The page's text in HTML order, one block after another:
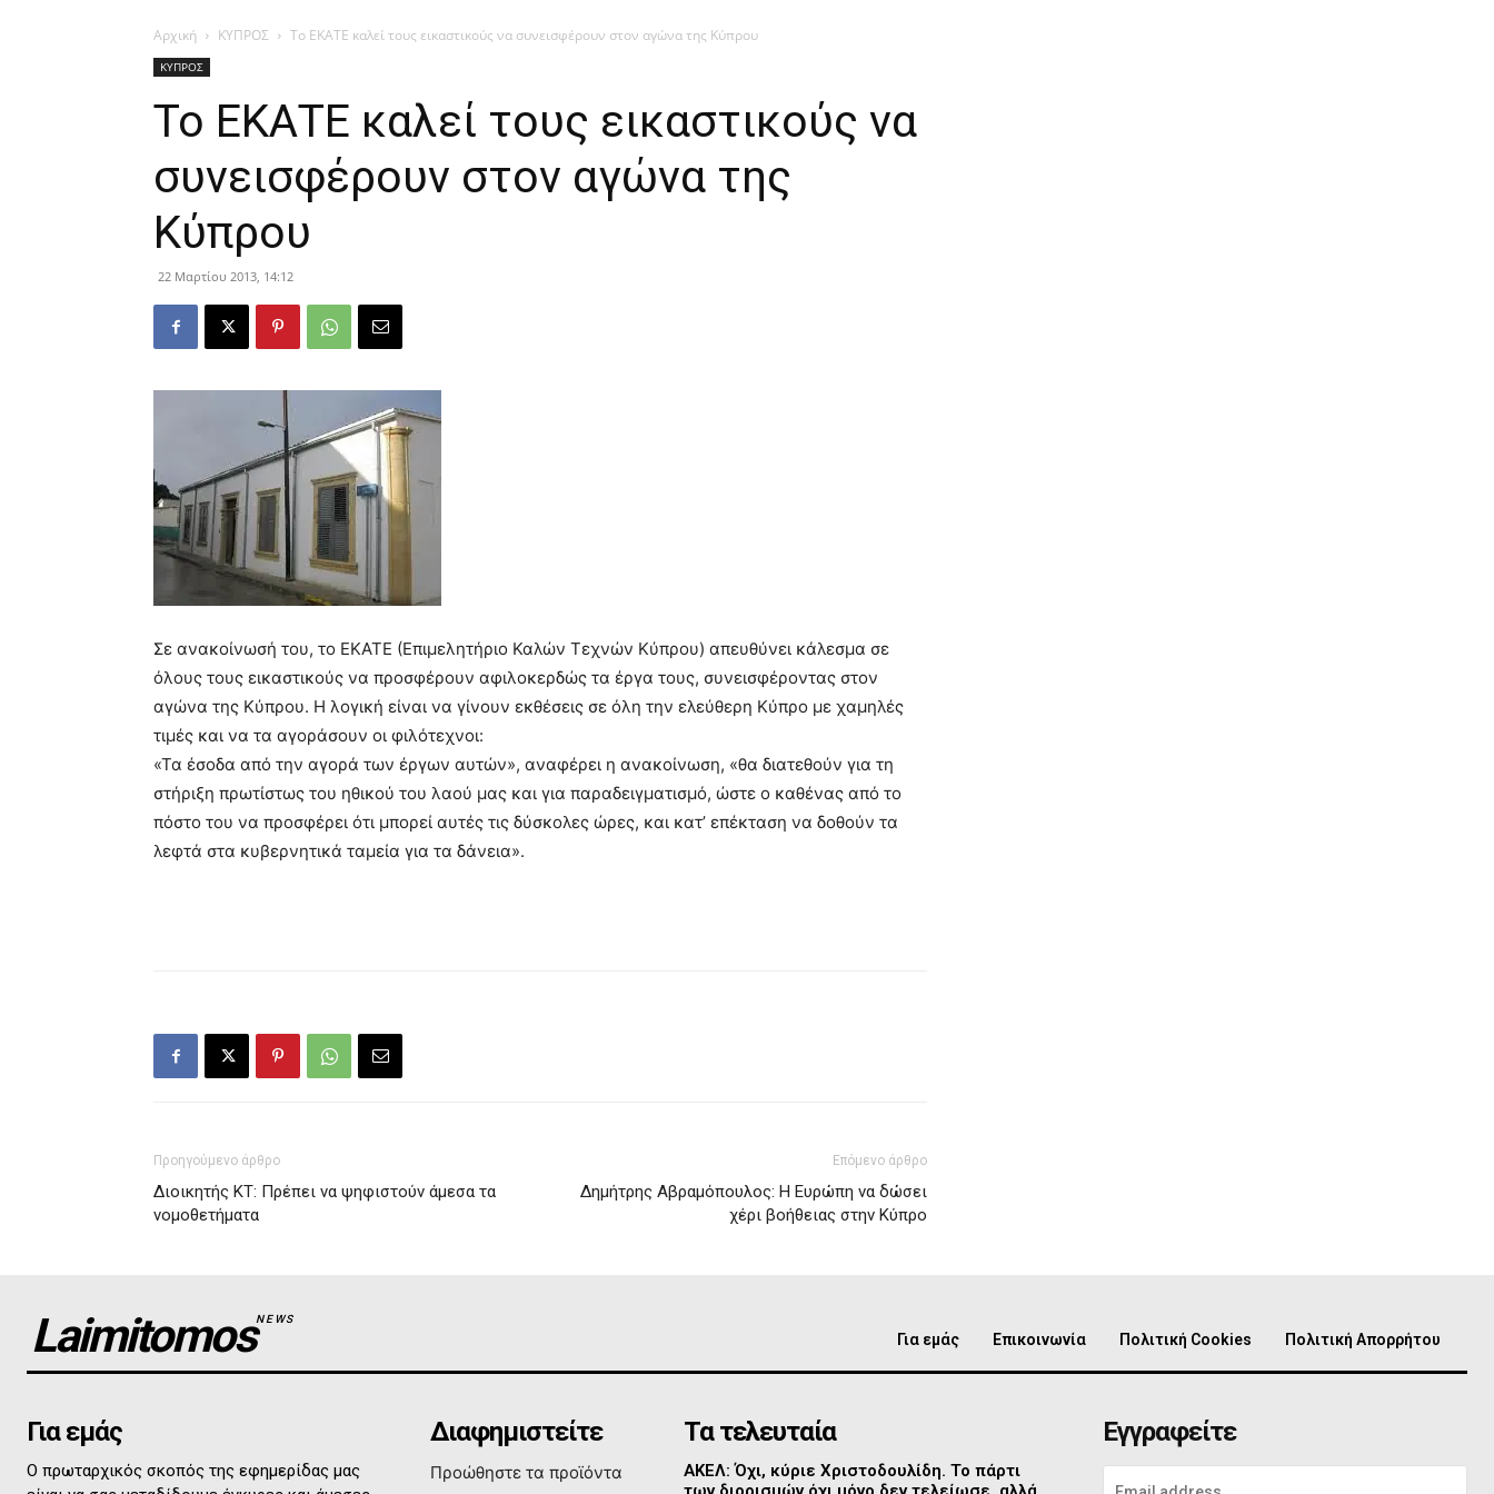
Αρχική ΚΥΠΡΟΣ Το ΕΚΑΤΕ καλεί τους εικαστικούς να συνεισφέρουν στον αγώνα της Κύπρου
ΚΥΠΡΟΣ
Το ΕΚΑΤΕ καλεί τους εικαστικούς να
συνεισφέρουν στον αγώνα της
Κύπρου
22 Μαρτίου 2013, 14:12
Σε ανακοίνωσή του, το ΕΚΑΤΕ (Επιμελητήριο Καλών Τεχνών Κύπρου) απευθύνει κάλεσμα σε
όλους τους εικαστικούς να προσφέρουν αφιλοκερδώς τα έργα τους, συνεισφέροντας στον
αγώνα της Κύπρου. Η λογική είναι να γίνουν εκθέσεις σε όλη την ελεύθερη Κύπρο με χαμηλές
τιμές και να τα αγοράσουν οι φιλότεχνοι:
«Τα έσοδα από την αγορά των έργων αυτών», αναφέρει η ανακοίνωση, «θα διατεθούν για τη
στήριξη πρωτίστως του ηθικού του λαού μας και για παραδειγματισμό, ώστε ο καθένας από το
πόστο του να προσφέρει ότι μπορεί αυτές τις δύσκολες ώρες, και κατ’ επέκταση να δοθούν τα
λεφτά στα κυβερνητικά ταμεία για τα δάνεια».
Προηγούμενο άρθρο
Διοικητής ΚΤ: Πρέπει να ψηφιστούν άμεσα τα
νομοθετήματα
Επόμενο άρθρο
Δημήτρης Αβραμόπουλος: Η Ευρώπη να δώσει
χέρι βοήθειας στην Κύπρο
LaimitomosNEWS
Για εμάς Επικοινωνία Πολιτική Cookies Πολιτική Απορρήτου
Για εμάς
Ο πρωταρχικός σκοπός της εφημερίδας μας
Διαφημιστείτε
Προώθηστε τα προϊόντα
Τα τελευταία
ΑΚΕΛ: Όχι, κύριε Χριστοδουλίδη. Το πάρτι
Εγγραφείτε